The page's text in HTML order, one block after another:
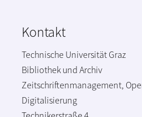
Kontakt
Technische Universität Graz
Bibliothek und Archiv
Zeitschriftenmanagement,
Digitalisierung